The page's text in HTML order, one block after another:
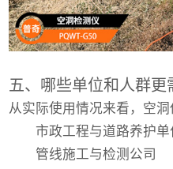
五、哪些单位和人群更
从实际使用情况来看，空洞
市政工程与道路养护单
管线施工与检测公司